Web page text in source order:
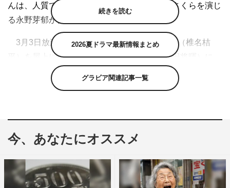
んは、人質です－』（日本テレビ系）で茅野さくらを演じ
る永野芽郁がクランクアップを迎えた。
3月3日放送の第9話では、人質となった郡司（椎名桔
平）を屋上に連れて行こうとする柊一颯（菅田将暉）に、
さくら（永野）は「先生は何のために、誰のために闘って
いるんですか？」と問う。振り返った一颯は「Let’s
撃的な告白をする。また屋上では一颯が何者かに発砲さ
れ、倒れてしまうところでエンディングを迎えていた。
永野の最後の撮影となったのは、一颯の3回忌のために
続きを読む
2026夏ドラマ最新情報まとめ
グラビア関連記事一覧
今、あなたにオススメ